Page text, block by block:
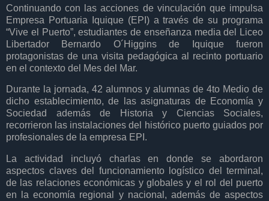
Continuando con las acciones de vinculación que impulsa
Empresa Portuaria Iquique (EPI) a través de su programa
“Vive el Puerto”, estudiantes de enseñanza media del Liceo
Libertador Bernardo O´Higgins de Iquique fueron
protagonistas de una visita pedagógica al recinto portuario
en el contexto del Mes del Mar.
Durante la jornada, 42 alumnos y alumnas de 4to Medio de
dicho establecimiento, de las asignaturas de Economía y
Sociedad además de Historia y Ciencias Sociales,
recorrieron las instalaciones del histórico puerto guiados por
profesionales de la empresa EPI.
La actividad incluyó charlas en donde se abordaron
aspectos claves del funcionamiento logístico del terminal,
de las relaciones económicas y globales y el rol del puerto
en la economía regional y nacional, además de aspectos